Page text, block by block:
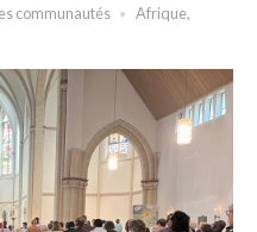
communautés Afrique,